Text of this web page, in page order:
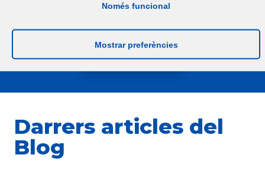
MÉS INFORMACIÓ
Darrers articles del
Blog
Només funcional
Mostrar preferències